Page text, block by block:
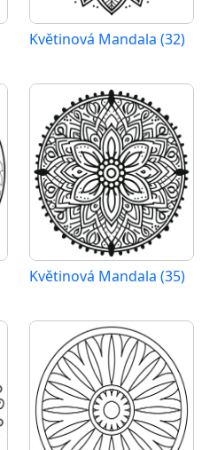
Květinová Mandala (32)
Květinová Mandala (35)